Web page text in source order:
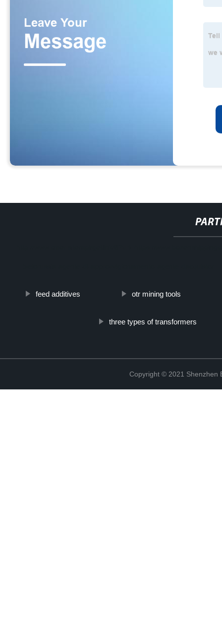
feed additives otr mining tools
three types of transformers
Copyright © 2021 Shenzhen